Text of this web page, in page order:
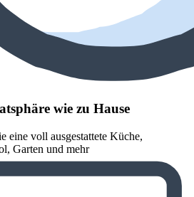
wie zu Hause
eine voll ausgestattete Küche,
Garten und mehr